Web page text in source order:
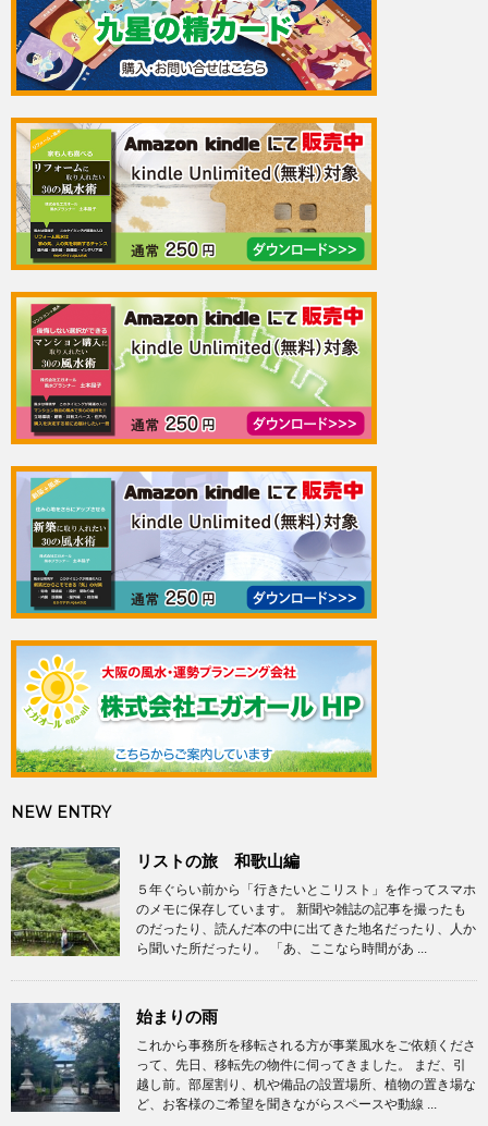
NEW ENTRY
リストの旅 和歌山編
５年ぐらい前から「行きたいとこリスト」を作ってスマホ
のメモに保存しています。 新聞や雑誌の記事を撮ったも
のだったり、読んだ本の中に出てきた地名だったり、人か
ら聞いた所だったり。 「あ、ここなら時間があ ...
始まりの雨
これから事務所を移転される方が事業風水をご依頼くださ
って、先日、移転先の物件に伺ってきました。 まだ、引
越し前。部屋割り、机や備品の設置場所、植物の置き場な
ど、お客様のご希望を聞きながらスペースや動線 ...